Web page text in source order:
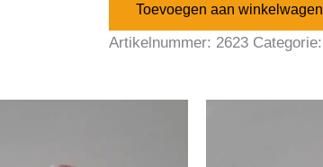
Toevoegen aan winkelwagen
Artikelnummer: 2623 Categorie: